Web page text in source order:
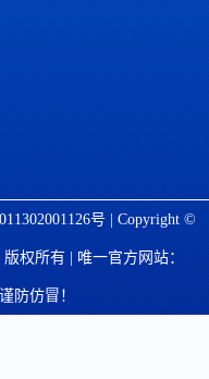
号 | Copyright ©
权所有 | 唯一官方网站：
防仿冒！